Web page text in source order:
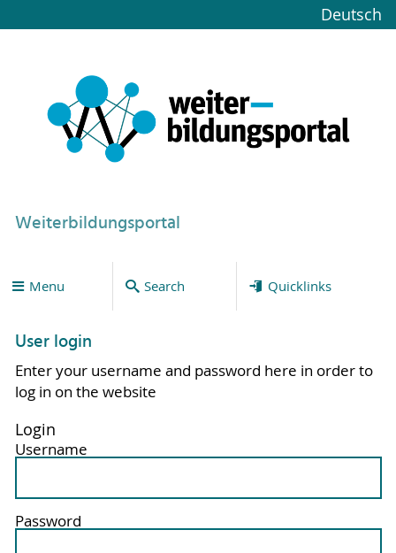
Deutsch
Weiterbildungsportal
Menu Search Quicklinks
User login
Enter your username and password here in order to
log in on the website
Login
Username
Password